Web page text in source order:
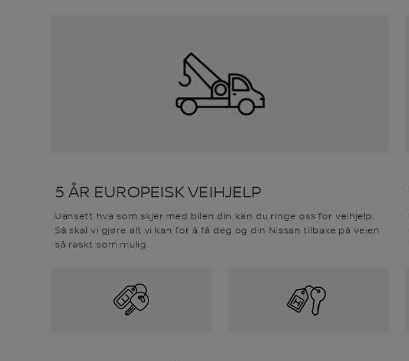
5 ÅR EUROPEISK VEIHJELP
Uansett hva som skjer med bilen din kan du ringe oss for veihjelp.
Så skal vi gjøre alt vi kan for å få deg og din Nissan tilbake på veien
så raskt som mulig.